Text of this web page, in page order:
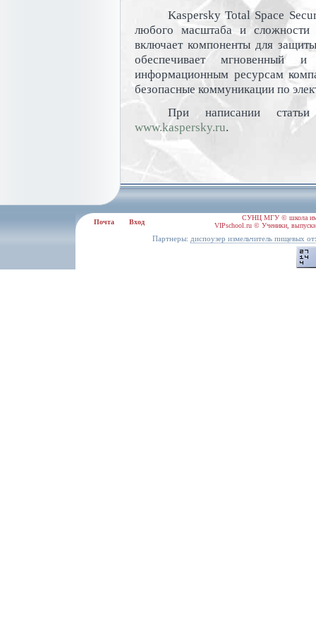
Kaspersky Total Space
любого масштаба и сложности
включает компоненты для
обеспечивает мгновенный
информационным ресурсам
безопасные коммуникации по
При написании
www.kaspersky.ru.
Почта Вход
СУНЦ МГУ © школа
VIPschool.ru © Ученики,
Партнеры: диспоузер измельчитель пищевых